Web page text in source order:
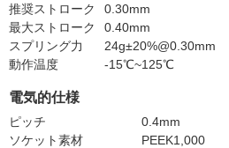
推奨ストローク
0.30mm
最大ストローク
0.40mm
スプリング力
24g±20%@0.30mm
動作温度
-15℃~125℃
電気的仕様
ピッチ
0.4mm
ソケット素材
PEEK1,000